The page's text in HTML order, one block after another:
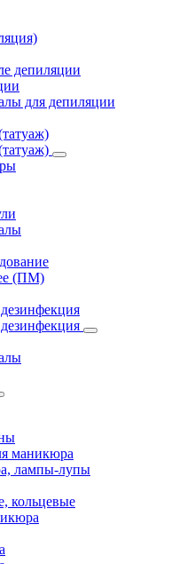
депиляции
для депиляции
(ПМ)
маникюра
лампы-лупы
кольцевые